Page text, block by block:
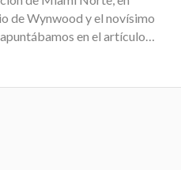
de Wynwood y el novísimo
en el artículo…